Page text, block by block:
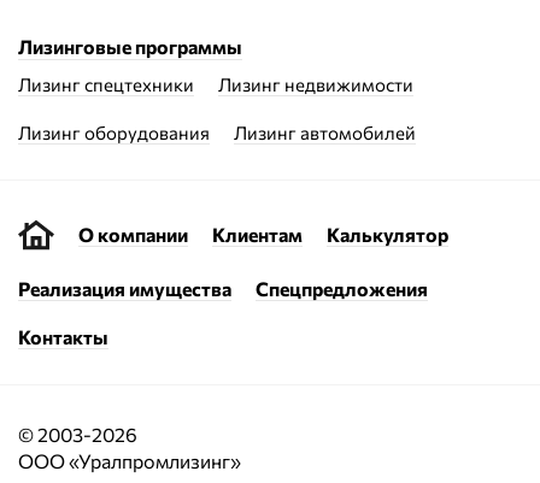
Лизинговые программы
Лизинг спецтехники Лизинг недвижимости
Лизинг оборудования Лизинг автомобилей
О компании Клиентам Калькулятор
Реализация имущества Спецпредложения
Контакты
© 2003-2026
ООО «Уралпромлизинг»